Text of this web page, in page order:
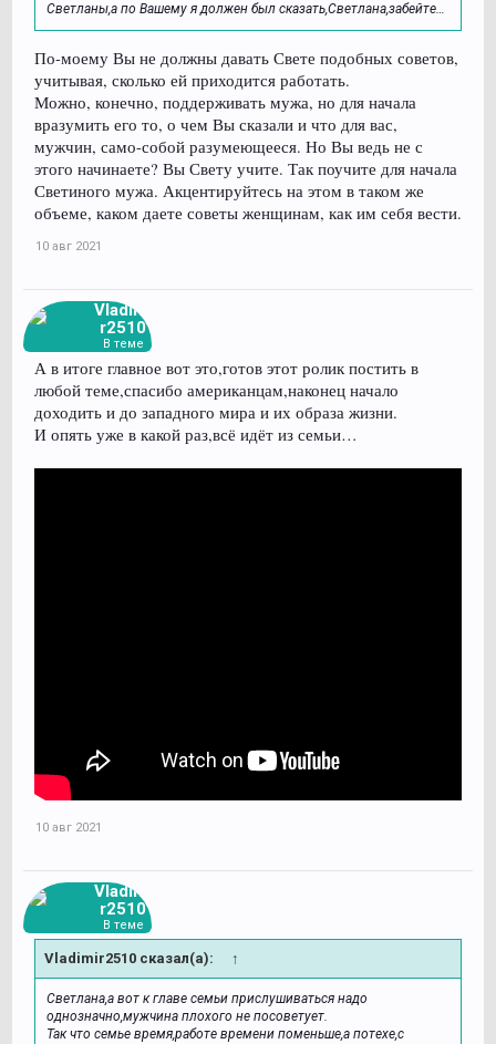
Светланы,а по Вашему я должен был сказать,Светлана,забейте…
По-моему Вы не должны давать Свете подобных советов,
учитывая, сколько ей приходится работать.
Можно, конечно, поддерживать мужа, но для начала
вразумить его то, о чем Вы сказали и что для вас,
мужчин, само-собой разумеющееся. Но Вы ведь не с
этого начинаете? Вы Свету учите. Так поучите для начала
Светиного мужа. Акцентируйтесь на этом в таком же
объеме, каком даете советы женщинам, как им себя вести.
10 авг 2021
Vladimi
r2510
В теме
А в итоге главное вот это,готов этот ролик постить в
любой теме,спасибо американцам,наконец начало
доходить и до западного мира и их образа жизни.
И опять уже в какой раз,всё идёт из семьи…
10 авг 2021
Vladimi
r2510
В теме
Vladimir2510 сказал(а): ↑
Светлана,а вот к главе семьи прислушиваться надо
однозначно,мужчина плохого не посоветует.
Так что семье время,работе времени поменьше,а потехе,с